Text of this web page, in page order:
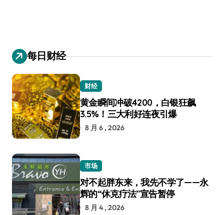
每日财经
财经
黄金瞬间冲破4200，白银狂飙
3.5%！三大利好连夜引爆
8 月 6 , 2026
市场
对不起胖东来，我先不学了——永
辉的“休克疗法”宣告暂停
8 月 4 , 2026